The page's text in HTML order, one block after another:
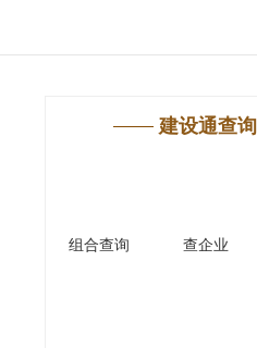
建设通查询
组合查询 查企业